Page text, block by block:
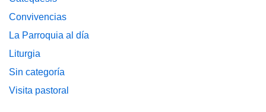
Convivencias
La Parroquia al día
Liturgia
Sin categoría
Visita pastoral